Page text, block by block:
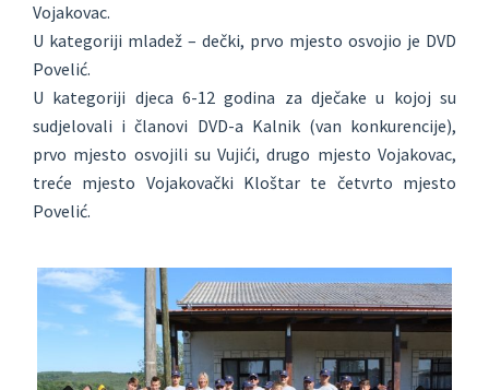
Vojakovac.
U kategoriji mladež – dečki, prvo mjesto osvojio je DVD
Povelić.
U kategoriji djeca 6-12 godina za dječake u kojoj su
sudjelovali i članovi DVD-a Kalnik (van konkurencije),
prvo mjesto osvojili su Vujići, drugo mjesto Vojakovac,
treće mjesto Vojakovački Kloštar te četvrto mjesto
Povelić.